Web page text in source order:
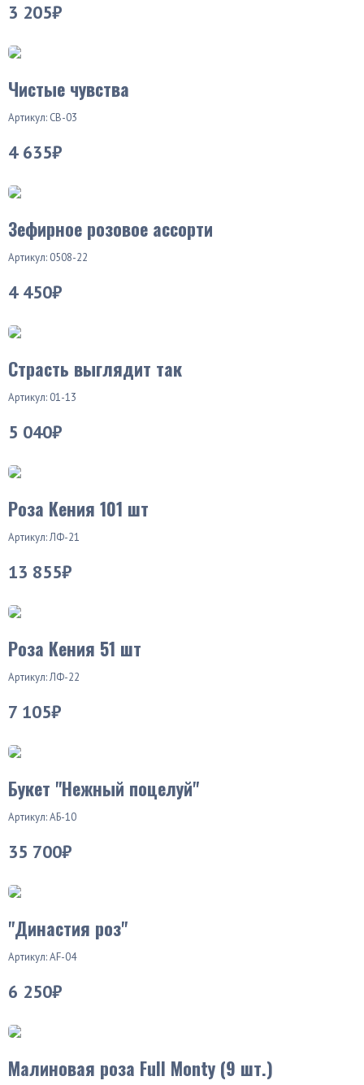
3 205₽
Чистые чувства
Артикул: СВ-03
4 635₽
Зефирное розовое ассорти
Артикул: 0508-22
4 450₽
Страсть выглядит так
Артикул: 01-13
5 040₽
Роза Кения 101 шт
Артикул: ЛФ-21
13 855₽
Роза Кения 51 шт
Артикул: ЛФ-22
7 105₽
Букет "Нежный поцелуй"
Артикул: АБ-10
35 700₽
"Династия роз"
Артикул: AF-04
6 250₽
Малиновая роза Full Monty (9 шт.)